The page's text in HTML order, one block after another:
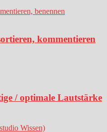
kommentieren
/ optimale Lautstärke